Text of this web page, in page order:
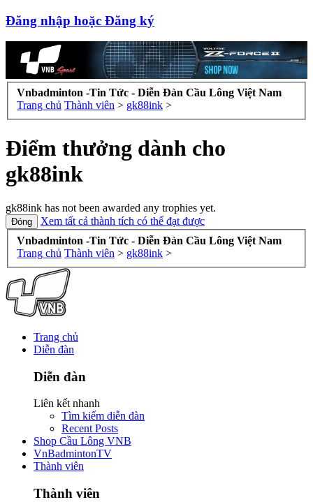
Đăng nhập hoặc Đăng ký
Vnbadminton -Tin Tức - Diễn Đàn Cầu Lông Việt Nam
Trang chủ Thành viên > gk88ink >
Điểm thưởng dành cho
gk88ink
gk88ink has not been awarded any trophies yet.
Xem tất cả thành tích có thể đạt được
Vnbadminton -Tin Tức - Diễn Đàn Cầu Lông Việt Nam
Trang chủ Thành viên > gk88ink >
Trang chủ
Diễn đàn
Diễn đàn
Liên kết nhanh
Tìm kiếm diễn đàn
Recent Posts
Shop Cầu Lông VNB
VnBadmintonTV
Thành viên
Thành viên